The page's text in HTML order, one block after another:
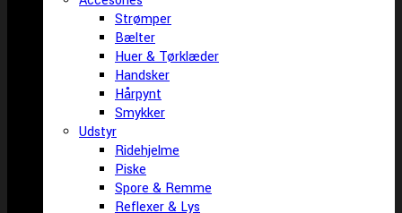
Strømper
Bælter
Huer & Tørklæder
Handsker
Hårpynt
Smykker
Udstyr
Ridehjelme
Piske
Spore & Remme
Reflexer & Lys